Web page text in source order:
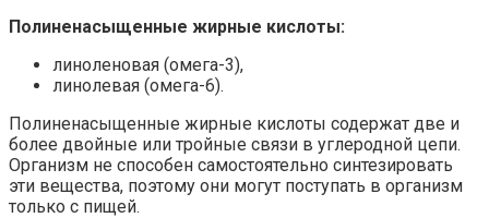
Полиненасыщенные жирные кислоты:
линоленовая (омега-3),
линолевая (омега-6).
Полиненасыщенные жирные кислоты содержат две и
более двойные или тройные связи в углеродной цепи.
Организм не способен самостоятельно синтезировать
эти вещества, поэтому они могут поступать в организм
только с пищей.